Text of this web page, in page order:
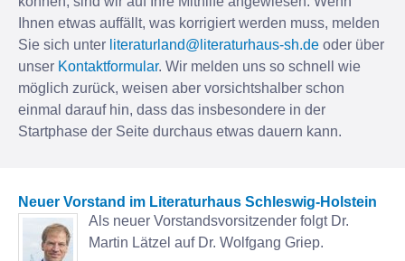
Ihnen etwas auffällt, was korrigiert werden muss, melden
Sie sich unter literaturland@literaturhaus-sh.de oder über
unser Kontaktformular. Wir melden uns so schnell wie
möglich zurück, weisen aber vorsichtshalber schon
einmal darauf hin, dass das insbesondere in der
Startphase der Seite durchaus etwas dauern kann.
Neuer Vorstand im Literaturhaus Schleswig-Holstein
Als neuer Vorstandsvorsitzender folgt Dr.
Martin Lätzel auf Dr. Wolfgang Griep.